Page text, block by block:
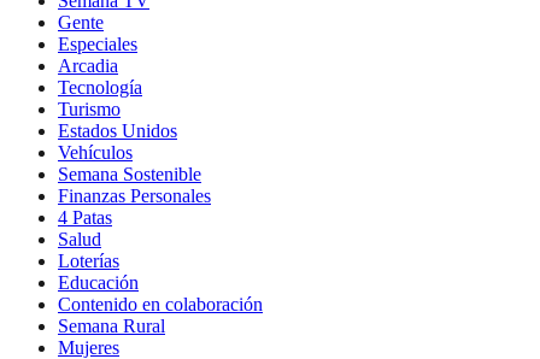
Gente
Especiales
Arcadia
Tecnología
Turismo
Estados Unidos
Vehículos
Semana Sostenible
Finanzas Personales
4 Patas
Salud
Loterías
Educación
Contenido en colaboración
Semana Rural
Mujeres